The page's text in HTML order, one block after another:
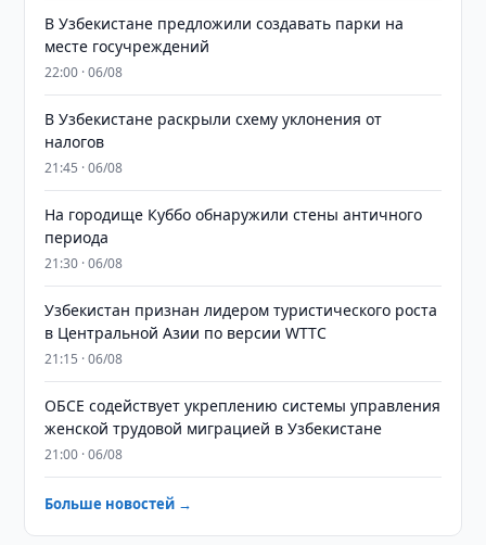
В Узбекистане предложили создавать парки на
месте госучреждений
22:00 · 06/08
В Узбекистане раскрыли схему уклонения от
налогов
21:45 · 06/08
На городище Куббо обнаружили стены античного
периода
21:30 · 06/08
Узбекистан признан лидером туристического роста
в Центральной Азии по версии WTTC
21:15 · 06/08
ОБСЕ содействует укреплению системы управления
женской трудовой миграцией в Узбекистане
21:00 · 06/08
Больше новостей →